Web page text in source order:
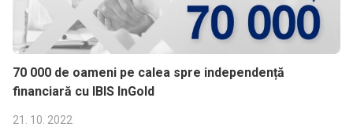
70 000 de oameni pe calea spre independență
financiară cu IBIS InGold
21. 10. 2022